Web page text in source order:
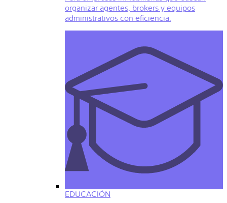
organizar agentes, brokers y equipos
administrativos con eficiencia.
EDUCACIÓN